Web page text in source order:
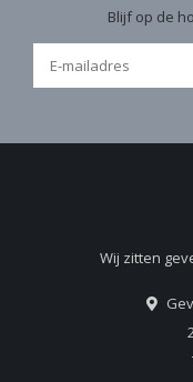
Blijf op de
Wij zitten